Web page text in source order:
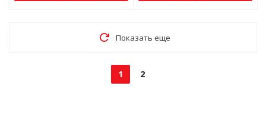
Показать еще
1 2